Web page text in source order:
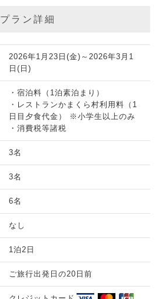
プラン詳細
2026年1月23日(金)～2026年3月1
日(日)
・宿泊料（1泊素泊まり）
・レストランかまくら村利用料（1
日目夕食代金） ※小学生以上のみ
・消費税等諸税
3名
3名
6名
なし
1泊2日
ご旅行出発日の20日前